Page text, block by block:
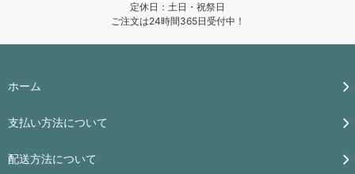
定休日：土日・祝祭日
ご注文は24時間365日受付中！
ホーム
支払い方法について
配送方法について